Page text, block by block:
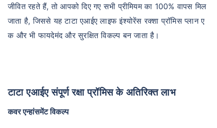
जीवित रहते हैं, तो आपको दिए गए सभी प्रीमियम का 100% वापस मिल
जाता है, जिससे यह टाटा एआईए लाइफ इंश्योरेंस रक्शा प्रॉमिस प्लान ए
क और भी फायदेमंद और सुरक्षित विकल्प बन जाता है।
टाटा एआईए संपूर्ण रक्षा प्रॉमिस के अतिरिक्त लाभ
कवर एन्हांसमेंट विकल्प